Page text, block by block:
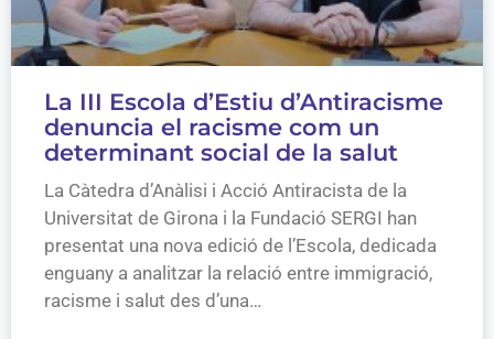
La III Escola d’Estiu d’Antiracisme
denuncia el racisme com un
determinant social de la salut
La Càtedra d’Anàlisi i Acció Antiracista de la
Universitat de Girona i la Fundació SERGI han
presentat una nova edició de l’Escola, dedicada
enguany a analitzar la relació entre immigració,
racisme i salut des d’una…